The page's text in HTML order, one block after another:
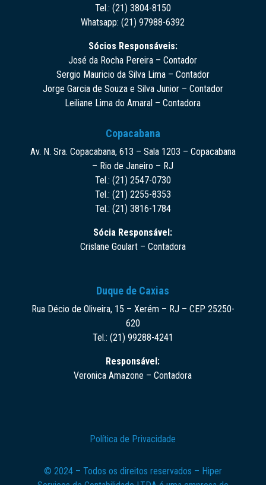
Tel.: (21) 3804-8150
Whatsapp: (21) 97988-6392
Sócios Responsáveis:
José da Rocha Pereira – Contador
Sergio Mauricio da Silva Lima – Contador
Jorge Garcia de Souza e Silva Junior – Contador
Leiliane Lima do Amaral – Contadora
Copacabana
Av. N. Sra. Copacabana, 613 – Sala 1203 – Copacabana
– Rio de Janeiro – RJ
Tel.: (21) 2547-0730
Tel.: (21) 2255-8353
Tel.: (21) 3816-1784
Sócia Responsável:
Crislane Goulart – Contadora
Duque de Caxias
Rua Décio de Oliveira, 15 – Xerém – RJ – CEP 25250-
620
Tel.: (21) 99288-4241
Responsável:
Veronica Amazone – Contadora
Política de Privacidade
© 2024 – Todos os direitos reservados – Hiper